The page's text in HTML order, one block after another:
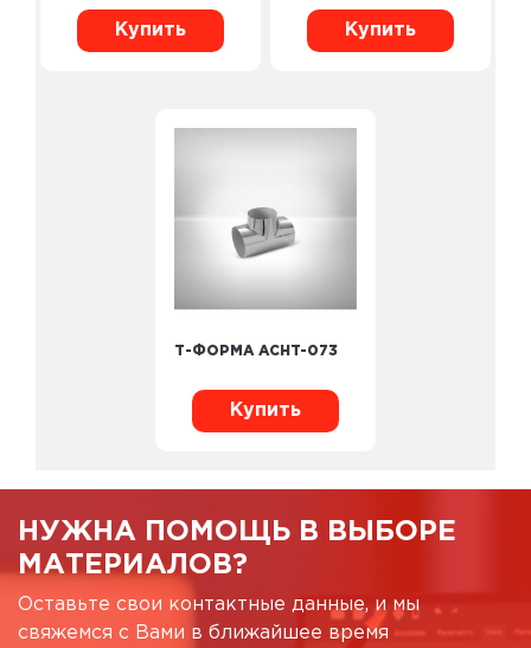
Купить Купить
Т-ФОРМА ACHT-073
Купить
НУЖНА ПОМОЩЬ В ВЫБОРЕ
МАТЕРИАЛОВ?
Оставьте свои контактные данные, и мы
свяжемся с Вами в ближайшее время